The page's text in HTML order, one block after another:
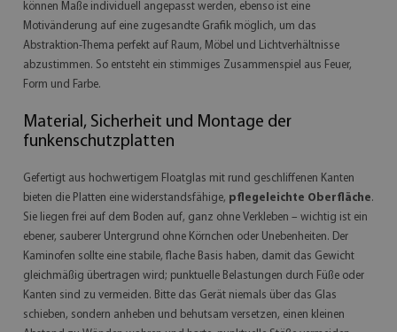
können Maße individuell angepasst werden, ebenso ist eine
Motivänderung auf eine zugesandte Grafik möglich, um das
Abstraktion-Thema perfekt auf Raum, Möbel und Lichtverhältnisse
abzustimmen. So entsteht ein stimmiges Zusammenspiel aus Feuer,
Form und Farbe.
Material, Sicherheit und Montage der
funkenschutzplatten
Gefertigt aus hochwertigem Floatglas mit rund geschliffenen Kanten
bieten die Platten eine widerstandsfähige, pflegeleichte Oberfläche.
Sie liegen frei auf dem Boden auf, ganz ohne Verkleben – wichtig ist ein
ebener, sauberer Untergrund ohne Körnchen oder Unebenheiten. Der
Kaminofen sollte eine stabile, flache Basis haben, damit das Gewicht
gleichmäßig übertragen wird; punktuelle Belastungen durch Füße oder
Kanten sind zu vermeiden. Bitte das Gerät niemals über das Glas
schieben, sondern anheben und behutsam versetzen, einen kleinen